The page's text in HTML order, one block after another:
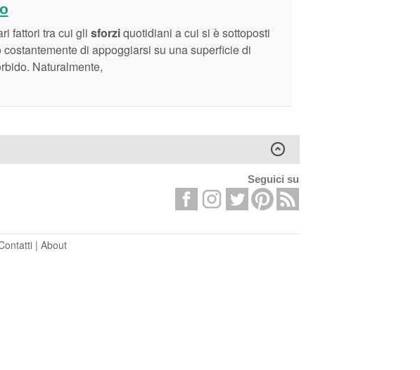
fattori tra cui gli sforziquotidiani a cui si è sottoposti
di appoggiarsi su una superficie di
Naturalmente,
Seguici su
| About